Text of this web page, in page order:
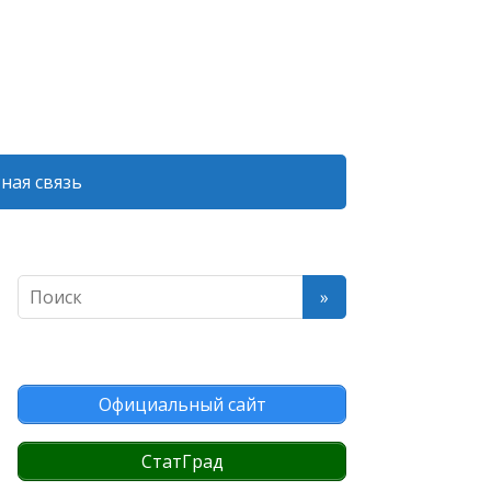
связь
Официальный сайт
СтатГрад